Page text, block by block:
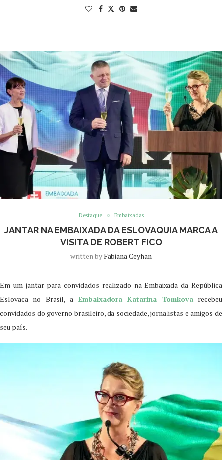
Destaque Embaixadas
JANTAR NA EMBAIXADA DA ESLOVAQUIA MARCA A
VISITA DE ROBERT FICO
written byFabiana Ceyhan
Em um jantar para convidados realizado na Embaixada da República
Eslovaca no Brasil, a Embaixadora Katarina Tomkovarecebeu
convidados do governo brasileiro, da sociedade, jornalistas e amigos de
seu país.